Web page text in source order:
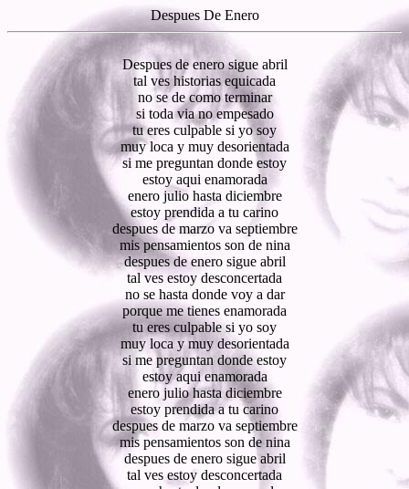
Despues De Enero
Despues de enero sigue abril
tal ves historias equicada
no se de como terminar
si toda via no empesado
tu eres culpable si yo soy
muy loca y muy desorientada
si me preguntan donde estoy
estoy aqui enamorada
enero julio hasta diciembre
estoy prendida a tu carino
despues de marzo va septiembre
mis pensamientos son de nina
despues de enero sigue abril
tal ves estoy desconcertada
no se hasta donde voy a dar
porque me tienes enamorada
tu eres culpable si yo soy
muy loca y muy desorientada
si me preguntan donde estoy
estoy aqui enamorada
enero julio hasta diciembre
estoy prendida a tu carino
despues de marzo va septiembre
mis pensamientos son de nina
despues de enero sigue abril
tal ves estoy desconcertada